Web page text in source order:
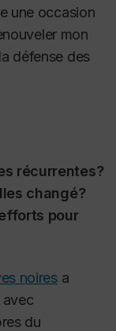
une occasion
mon
défense des
récurrentes?
changé?
pour
noiresa
avec
du